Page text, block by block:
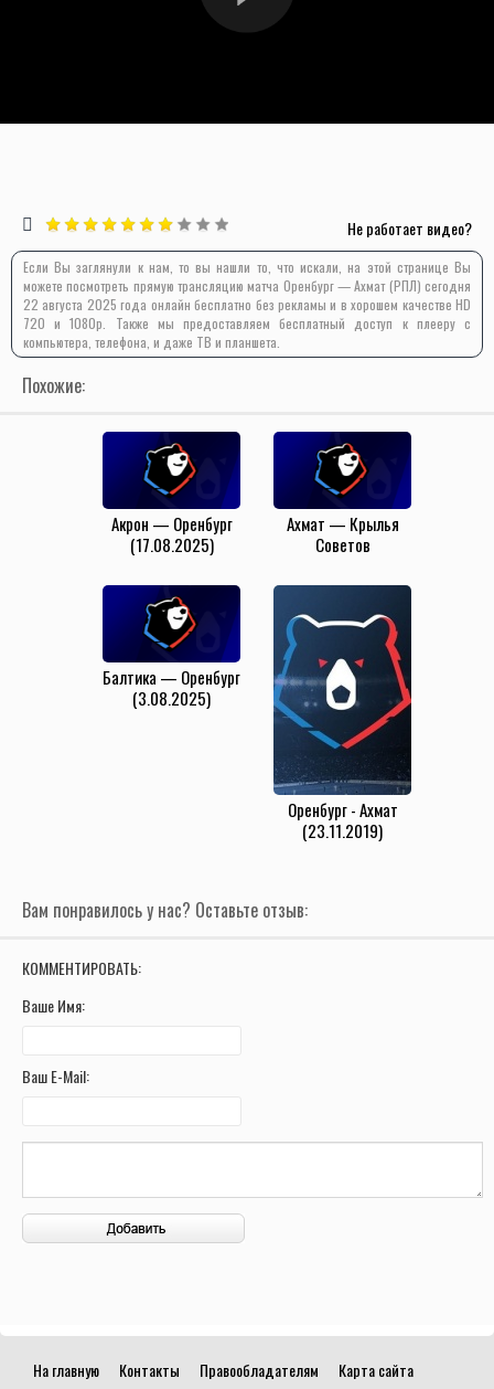
Не работает видео?
Если Вы заглянули к нам, то вы нашли то, что искали, на этой странице Вы
можете посмотреть прямую трансляцию матча Оренбург — Ахмат (РПЛ) сегодня
22 августа 2025 года онлайн бесплатно без рекламы и в хорошем качестве HD
720 и 1080p. Также мы предоставляем бесплатный доступ к плееру с
компьютера, телефона, и даже ТВ и планшета.
Похожие:
Акрон — Оренбург
(17.08.2025)
Ахмат — Крылья
Советов
Балтика — Оренбург
(3.08.2025)
Оренбург - Ахмат
(23.11.2019)
Вам понравилось у нас? Оставьте отзыв:
КОММЕНТИРОВАТЬ:
Ваше Имя:
Ваш E-Mail:
На главную Контакты Правообладателям Карта сайта